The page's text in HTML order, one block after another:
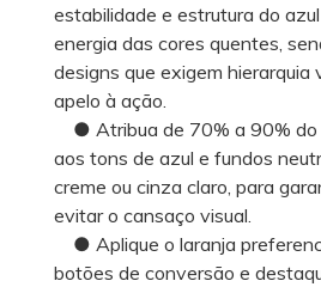
estabilidade e estrutura do
energia das cores quentes,
designs que exigem hierarquia
apelo à ação.
● Atribua de 70% a 90% do
aos tons de azul e fundos
creme ou cinza claro, para
evitar o cansaço visual.
● Aplique o laranja
botões de conversão e